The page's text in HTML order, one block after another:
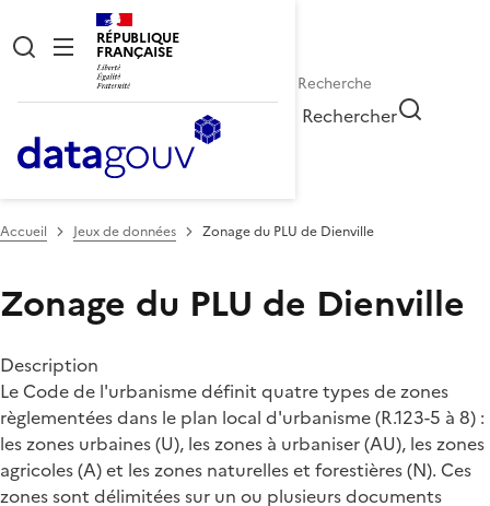
RÉPUBLIQUE
FRANÇAISE
Rechercher
Accueil Jeux de données Zonage du PLU de Dienville
Zonage du PLU de Dienville
Description
Le Code de l'urbanisme définit quatre types de zones
règlementées dans le plan local d'urbanisme (R.123-5 à 8) :
les zones urbaines (U), les zones à urbaniser (AU), les zones
agricoles (A) et les zones naturelles et forestières (N). Ces
zones sont délimitées sur un ou plusieurs documents